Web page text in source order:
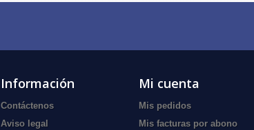
Información
Contáctenos
Aviso legal
Mi cuenta
Mis pedidos
Mis facturas por abono